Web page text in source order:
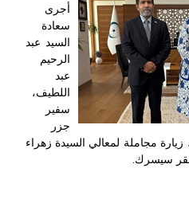
أجرى
سعادة
السيد عبد
الرحيم
عبد
اللطيف،
سفير
جزر
مجاملة لمعالي السيدة زهراء
سيسرك.